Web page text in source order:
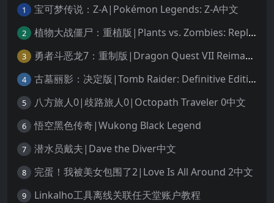
1 宝可梦传说：Z-A|Pokémon Legends: Z-A中文
2 植物大战僵尸：重植版|Plants vs. Zombies: Replanted中文
3 勇者斗恶龙7：重制版|Dragon Quest VII Reimagined中文
4 古墓丽影：决定版|Tomb Raider: Definitive Edition中文
5 八方旅人0|歧路旅人0|Octopath Traveler 0中文
6 悟空黑色传奇|Wukong Black Legend
7 潜水员戴夫|Dave the Diver中文
8 完蛋！我被美女包围了2|Love Is All Around 2中文
9 Linkalho工具离线关联任天堂账户教程